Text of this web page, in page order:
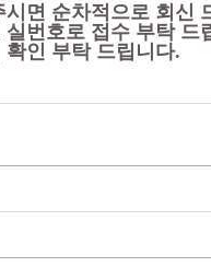
면 순차적으로 회신
번호로 접수 부탁 드
인 부탁 드립니다.